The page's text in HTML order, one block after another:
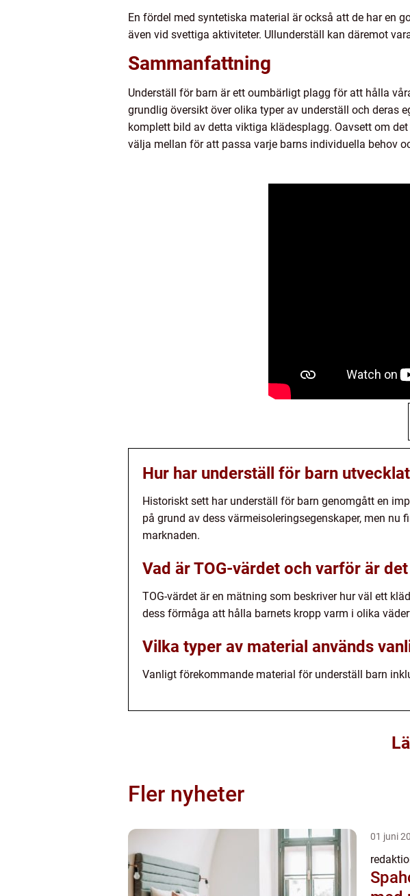
En fördel med syntetiska material är också att de har en
även vid svettiga aktiviteter. Ullunderställ kan däremot
Sammanfattning
Underställ för barn är ett oumbärligt plagg för att hålla
grundlig översikt över olika typer av underställ och deras
komplett bild av detta viktiga klädesplagg. Oavsett om
välja mellan för att passa varje barns individuella behov
Hur har underställ för barn
Historiskt sett har underställ för barn genomgått en
på grund av dess värmeisoleringsegenskaper, men
marknaden.
Vad är TOG-värdet och varför är
TOG-värdet är en mätning som beskriver hur väl ett
dess förmåga att hålla barnets kropp varm i olika
Vilka typer av material används
Vanligt förekommande material för underställ barn
Fler nyheter
01 juni